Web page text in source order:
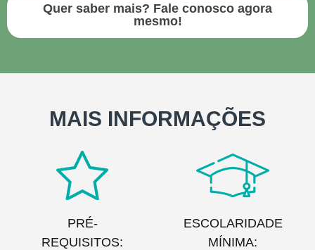
Quer saber mais? Fale conosco agora
mesmo!
MAIS INFORMAÇÕES
PRÉ-
REQUISITOS:
ESCOLARIDADE
MÍNIMA: